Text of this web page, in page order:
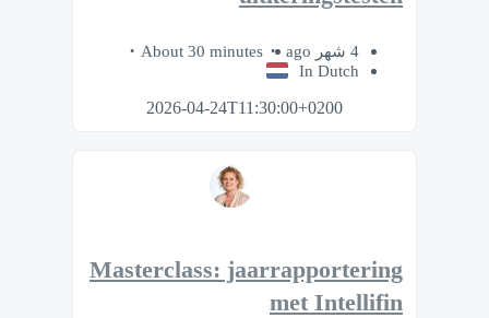
4 شهر ago
About 30 minutes
In Dutch
2026-04-24T11:30:00+0200
Masterclass: jaarrapportering
met Intellifin